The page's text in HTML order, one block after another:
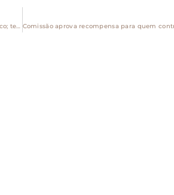
Deputados aprovam medidas de proteção a juízes e integrantes do Ministério Público; texto ainda pode ser alterado